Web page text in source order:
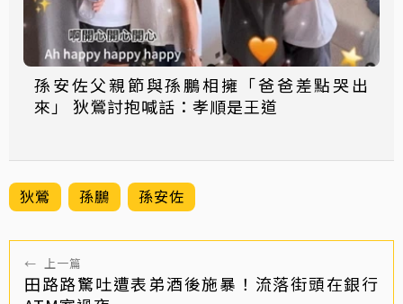
孫安佐父親節與孫鵬相擁「爸爸差點哭出
來」 狄鶯討抱喊話：孝順是王道
狄鶯 孫鵬 孫安佐
← 上一篇
田路路驚吐遭表弟酒後施暴！流落街頭在銀行